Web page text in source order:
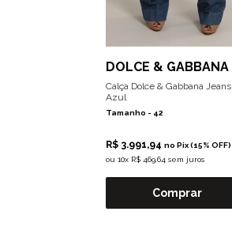
DOLCE & GABBANA
Calça Dolce & Gabbana Jeans
Azul
Tamanho - 42
R$ 3.991,94 no Pix (15% OFF)
ou 10x R$ 469,64 sem juros
Comprar